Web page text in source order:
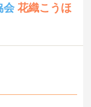
会花織こうほ